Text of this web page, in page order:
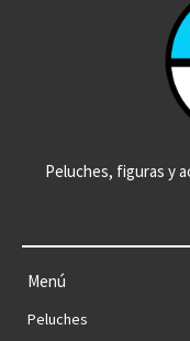
Peluches, figuras y
Menú
Peluches